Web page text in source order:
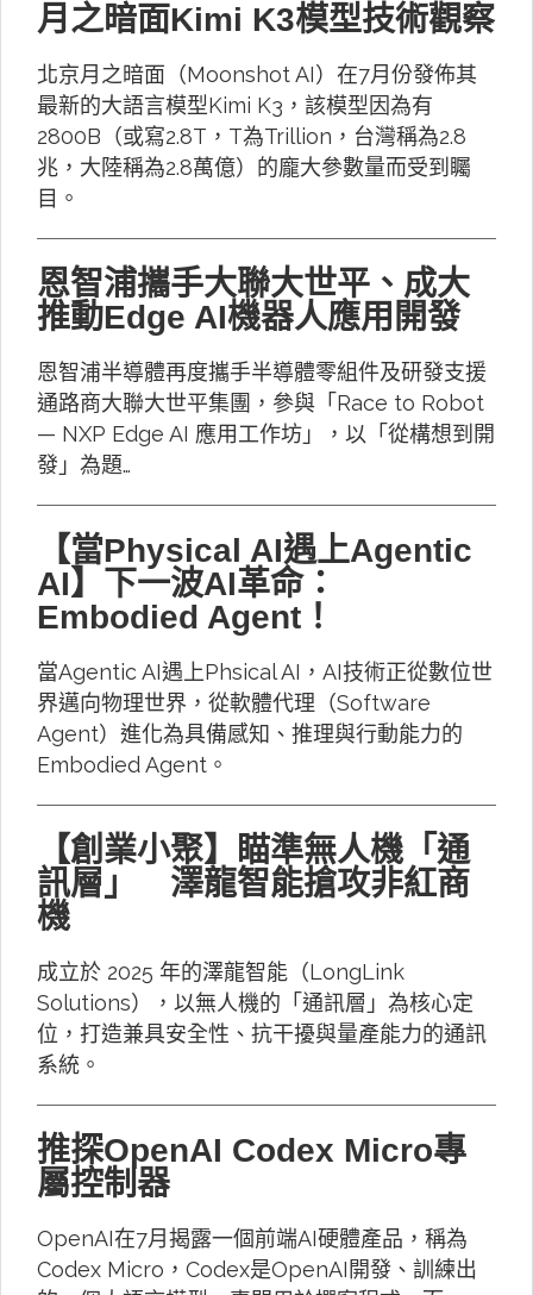
月之暗面Kimi K3模型技術觀察
北京月之暗面（Moonshot AI）在7月份發佈其
最新的大語言模型Kimi K3，該模型因為有
2800B（或寫2.8T，T為Trillion，台灣稱為2.8
兆，大陸稱為2.8萬億）的龐大參數量而受到矚
目。
恩智浦攜手大聯大世平、成大
推動Edge AI機器人應用開發
恩智浦半導體再度攜手半導體零組件及研發支援
通路商大聯大世平集團，參與「Race to Robot
— NXP Edge AI 應用工作坊」，以「從構想到開
發」為題…
【當Physical AI遇上Agentic
AI】下一波AI革命：
Embodied Agent！
當Agentic AI遇上Phsical AI，AI技術正從數位世
界邁向物理世界，從軟體代理（Software
Agent）進化為具備感知、推理與行動能力的
Embodied Agent。
【創業小聚】瞄準無人機「通
訊層」 澤龍智能搶攻非紅商
機
成立於 2025 年的澤龍智能（LongLink
Solutions），以無人機的「通訊層」為核心定
位，打造兼具安全性、抗干擾與量產能力的通訊
系統。
推探OpenAI Codex Micro專
屬控制器
OpenAI在7月揭露一個前端AI硬體產品，稱為
Codex Micro，Codex是OpenAI開發、訓練出